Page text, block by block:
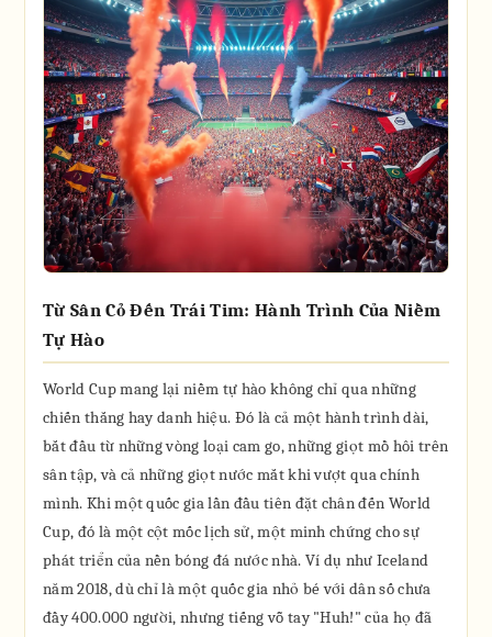
Từ Sân Cỏ Đến Trái Tim: Hành Trình Của Niềm
Tự Hào
World Cup mang lại niềm tự hào không chỉ qua những
chiến thắng hay danh hiệu. Đó là cả một hành trình dài,
bắt đầu từ những vòng loại cam go, những giọt mồ hôi trên
sân tập, và cả những giọt nước mắt khi vượt qua chính
mình. Khi một quốc gia lần đầu tiên đặt chân đến World
Cup, đó là một cột mốc lịch sử, một minh chứng cho sự
phát triển của nền bóng đá nước nhà. Ví dụ như Iceland
năm 2018, dù chỉ là một quốc gia nhỏ bé với dân số chưa
đầy 400.000 người, nhưng tiếng vỗ tay "Huh!" của họ đã